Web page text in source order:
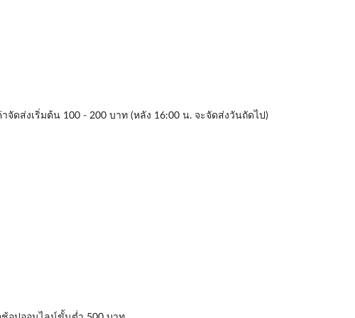
ดส่งเริ่มต้น 100 - 200 บาท (หลัง 16:00 น. จะจัดส่งวันถัดไป)